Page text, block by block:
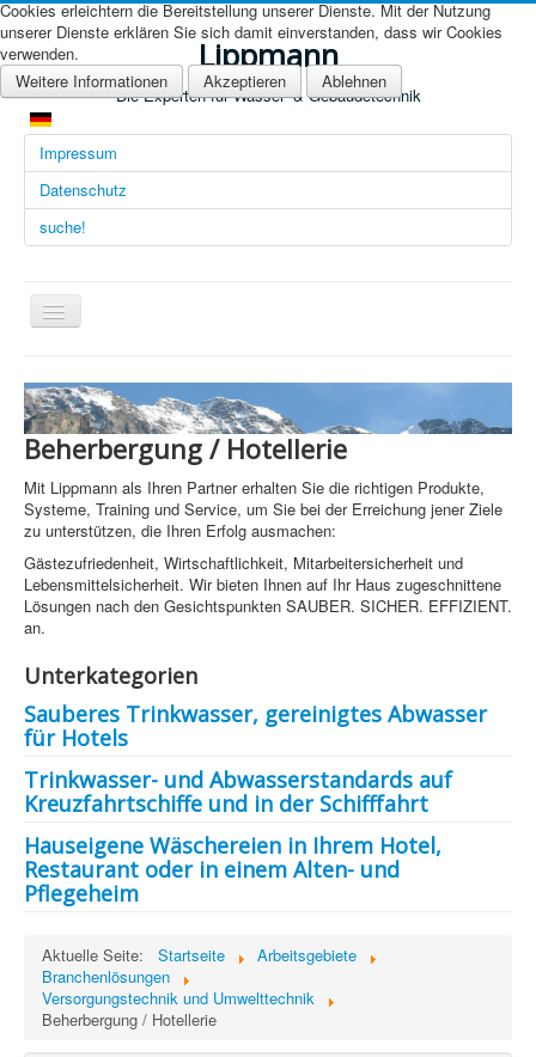
Lippmann
Die Experten für Wasser- & Gebäudetechnik
Impressum
Datenschutz
suche!
Navigation
an/aus
Startseite (Übersicht)
Arbeitsgebiete
Technologien
Produkte & Services
Beherbergung / Hotellerie
Mit Lippmann als Ihren Partner erhalten Sie die richtigen Produkte,
Systeme, Training und Service, um Sie bei der Erreichung jener Ziele
zu unterstützen, die Ihren Erfolg ausmachen:
Gästezufriedenheit, Wirtschaftlichkeit, Mitarbeitersicherheit und
Lebensmittelsicherheit. Wir bieten Ihnen auf Ihr Haus zugeschnittene
Lösungen nach den Gesichtspunkten SAUBER. SICHER. EFFIZIENT.
an.
Unterkategorien
Sauberes Trinkwasser, gereinigtes Abwasser
für Hotels
Trinkwasser- und Abwasserstandards auf
Kreuzfahrtschiffe und in der Schifffahrt
Hauseigene Wäschereien in Ihrem Hotel,
Restaurant oder in einem Alten- und
Pflegeheim
Aktuelle Seite: Startseite
Arbeitsgebiete
Branchenlösungen
Versorgungstechnik und Umwelttechnik
Beherbergung / Hotellerie
Cookies erleichtern die Bereitstellung unserer Dienste. Mit der Nutzung
unserer Dienste erklären Sie sich damit einverstanden, dass wir Cookies
verwenden.
Weitere Informationen
Akzeptieren Ablehnen